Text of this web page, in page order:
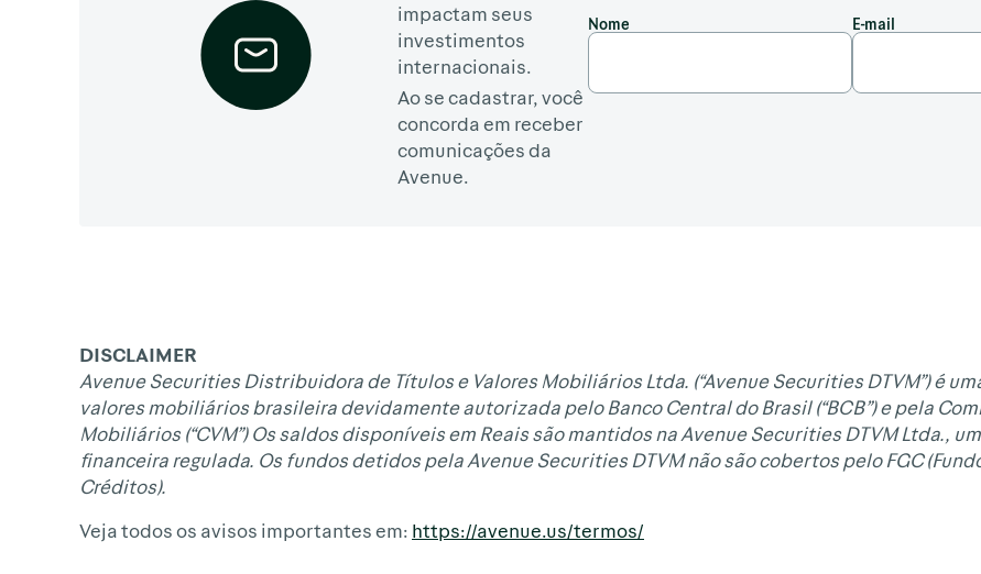
impactam seus
investimentos
internacionais.
Ao se cadastrar, você
concorda em receber
comunicações da
Avenue.
Nome E-mail
DISCLAIMER
Avenue Securities Distribuidora de Títulos e Valores Mobiliários Ltda. (“Avenue Securities DTVM”) é
valores mobiliários brasileira devidamente autorizada pelo Banco Central do Brasil (“BCB”) e pela
Mobiliários (“CVM”) Os saldos disponíveis em Reais são mantidos na Avenue Securities DTVM Ltda.,
financeira regulada. Os fundos detidos pela Avenue Securities DTVM não são cobertos pelo FGC
Créditos).
Veja todos os avisos importantes em: https://avenue.us/termos/